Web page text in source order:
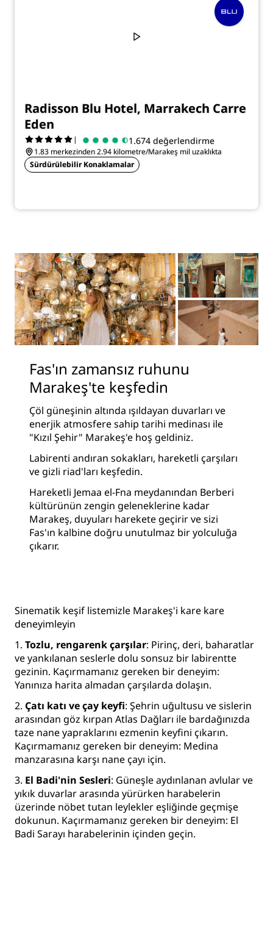
Radisson Blu Hotel, Marrakech Carre
Eden
| 1.674 değerlendirme
1.83 merkezinden 2.94 kilometre/Marakeş mil uzaklıkta
Sürdürülebilir Konaklamalar
Fas'ın zamansız ruhunu
Marakeş'te keşfedin
Çöl güneşinin altında ışıldayan duvarları ve
enerjik atmosfere sahip tarihi medinası ile
"Kızıl Şehir" Marakeş'e hoş geldiniz.
Labirenti andıran sokakları, hareketli çarşıları
ve gizli riad'ları keşfedin.
Hareketli Jemaa el-Fna meydanından Berberi
kültürünün zengin geleneklerine kadar
Marakeş, duyuları harekete geçirir ve sizi
Fas'ın kalbine doğru unutulmaz bir yolculuğa
çıkarır.
Sinematik keşif listemizle Marakeş'i kare kare
deneyimleyin
1. Tozlu, rengarenk çarşılar: Pirinç, deri, baharatlar
ve yankılanan seslerle dolu sonsuz bir labirentte
gezinin. Kaçırmamanız gereken bir deneyim:
Yanınıza harita almadan çarşılarda dolaşın.
2. Çatı katı ve çay keyfi: Şehrin uğultusu ve sislerin
arasından göz kırpan Atlas Dağları ile bardağınızda
taze nane yapraklarını ezmenin keyfini çıkarın.
Kaçırmamanız gereken bir deneyim: Medina
manzarasına karşı nane çayı için.
3. El Badi'nin Sesleri: Güneşle aydınlanan avlular ve
yıkık duvarlar arasında yürürken harabelerin
üzerinde nöbet tutan leylekler eşliğinde geçmişe
dokunun. Kaçırmamanız gereken bir deneyim: El
Badi Sarayı harabelerinin içinden geçin.